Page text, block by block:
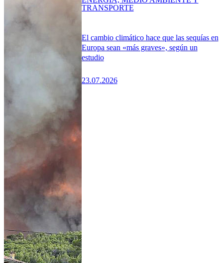
El cambio climático hace que las sequías en
Europa sean «más graves», según un
estudio
23.07.2026
TRANSPORTE